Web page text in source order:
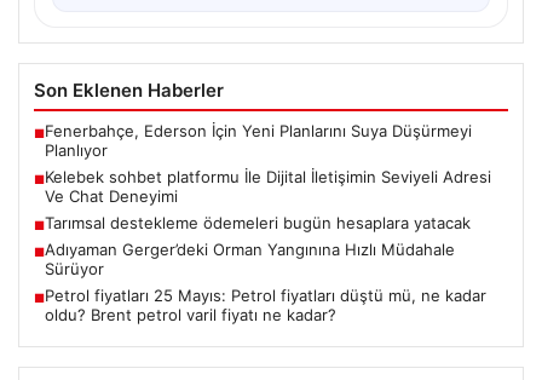
Son Eklenen Haberler
■Fenerbahçe, Ederson İçin Yeni Planlarını Suya Düşürmeyi
Planlıyor
■Kelebek sohbet platformu İle Dijital İletişimin Seviyeli Adresi
Ve Chat Deneyimi
■Tarımsal destekleme ödemeleri bugün hesaplara yatacak
■Adıyaman Gerger’deki Orman Yangınına Hızlı Müdahale
Sürüyor
■Petrol fiyatları 25 Mayıs: Petrol fiyatları düştü mü, ne kadar
oldu? Brent petrol varil fiyatı ne kadar?